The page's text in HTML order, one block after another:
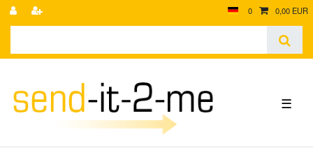
0 0,00 EUR
☰